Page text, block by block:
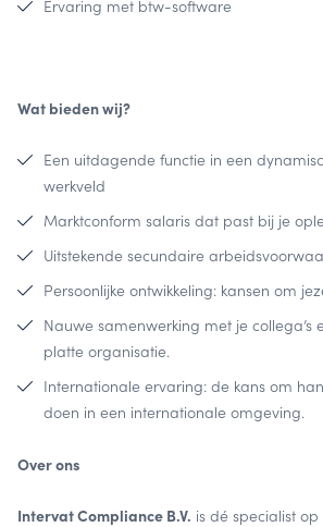
Ervaring met btw-software
Wat bieden wij?
Een uitdagende functie in een
werkveld
Marktconform salaris dat past bij je
Uitstekende secundaire
Persoonlijke ontwikkeling: kansen om
Nauwe samenwerking met je collega’s
platte organisatie.
Internationale ervaring: de kans om
doen in een internationale omgeving.
Over ons
Intervat Compliance B.V. is dé specialist